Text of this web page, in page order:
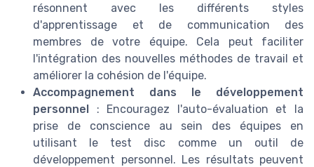
résonnent avec les différents styles
d'apprentissage et de communication des
membres de votre équipe. Cela peut faciliter
l'intégration des nouvelles méthodes de travail et
améliorer la cohésion de l'équipe.
Accompagnement dans le développement
personnel : Encouragez l'auto-évaluation et la
prise de conscience au sein des équipes en
utilisant le test disc comme un outil de
développement personnel. Les résultats peuvent